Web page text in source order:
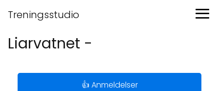
Treningsstudio
Liarvatnet -
👍 Anmeldelser